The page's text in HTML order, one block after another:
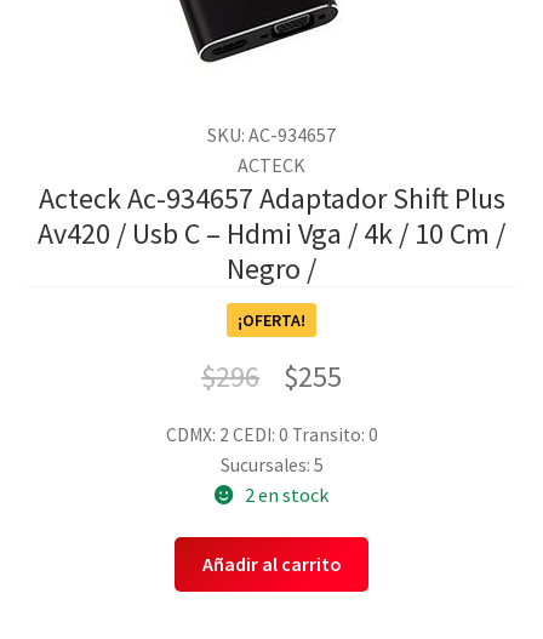
SKU: AC-934657
ACTECK
Acteck Ac-934657 Adaptador Shift Plus
Av420 / Usb C – Hdmi Vga / 4k / 10 Cm /
Negro /
¡OFERTA!
$296 $255
CDMX: 2 CEDI: 0 Transito: 0
Sucursales: 5
2 en stock
Añadir al carrito